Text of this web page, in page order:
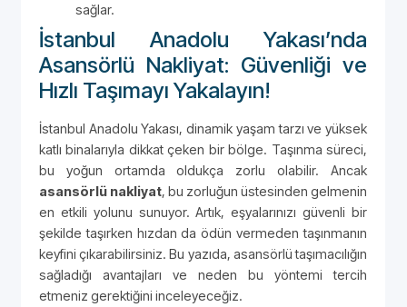
sağlar.
İstanbul Anadolu Yakası’nda
Asansörlü Nakliyat: Güvenliği ve
Hızlı Taşımayı Yakalayın!
İstanbul Anadolu Yakası, dinamik yaşam tarzı ve yüksek
katlı binalarıyla dikkat çeken bir bölge. Taşınma süreci,
bu yoğun ortamda oldukça zorlu olabilir. Ancak
asansörlü nakliyat, bu zorluğun üstesinden gelmenin
en etkili yolunu sunuyor. Artık, eşyalarınızı güvenli bir
şekilde taşırken hızdan da ödün vermeden taşınmanın
keyfini çıkarabilirsiniz. Bu yazıda, asansörlü taşımacılığın
sağladığı avantajları ve neden bu yöntemi tercih
etmeniz gerektiğini inceleyeceğiz.